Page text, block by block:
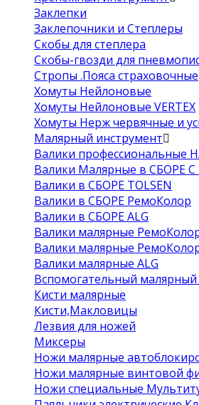
Заклепки
Заклепочники и Степлеры
Скобы для степлера
Скобы-гвозди для
Стропы .Пояса страховочные
Хомуты Нейлоновые
Хомуты Нейлоновые VERTEX
Хомуты Нерж червячные и
Малярный инструмент
Валики профессиональные
Валики Малярные в СБОРЕ
Валики в СБОРЕ TOLSEN
Валики в СБОРЕ РемоКолор
Валики в СБОРЕ ALG
Валики малярные
Валики малярные
Валики малярные ALG
Вспомогательный малярный
Кисти малярные
Кисти,Макловицы
Лезвия для ножей
Миксеры
Ножи малярные
Ножи малярные винтовой
Ножи специальные